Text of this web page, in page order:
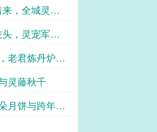
，全城灵植
，灵宠军团
老君炼丹炉改
灵藤秋千
月饼与跨年夜